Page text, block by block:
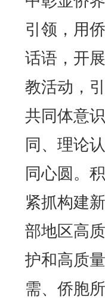
引领，用
话语，开
教活动，
共同体意
同、理论
同心圆。
紧抓构建
部地区高
护和高质
需、侨胞